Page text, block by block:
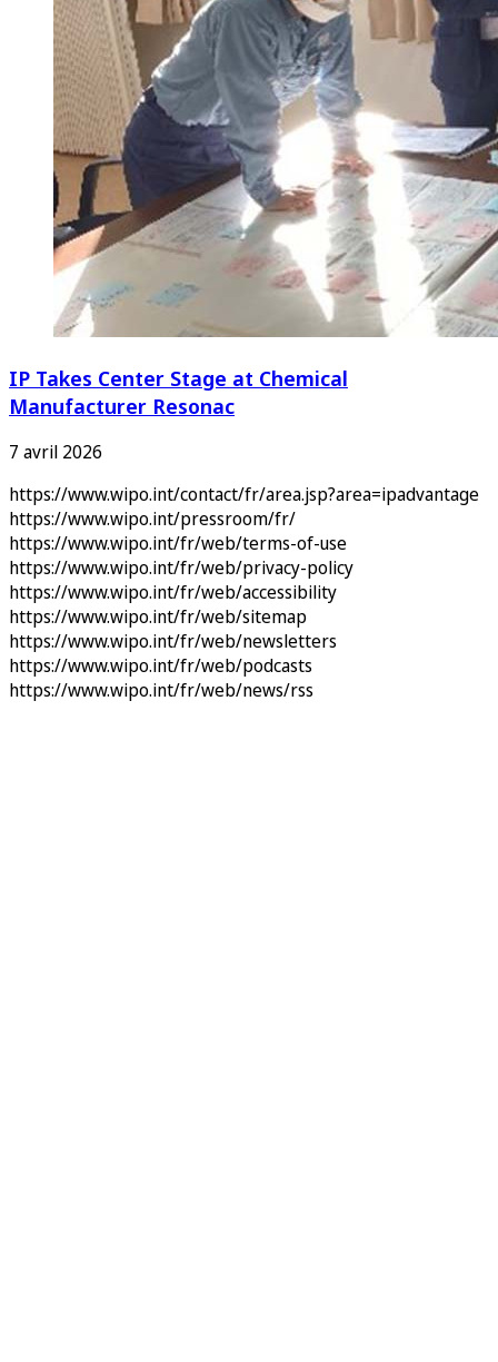
IP Takes Center Stage at Chemical
Manufacturer Resonac
7 avril 2026
https://www.wipo.int/contact/fr/area.jsp?area=ipadvantage
https://www.wipo.int/pressroom/fr/
https://www.wipo.int/fr/web/terms-of-use
https://www.wipo.int/fr/web/privacy-policy
https://www.wipo.int/fr/web/accessibility
https://www.wipo.int/fr/web/sitemap
https://www.wipo.int/fr/web/newsletters
https://www.wipo.int/fr/web/podcasts
https://www.wipo.int/fr/web/news/rss